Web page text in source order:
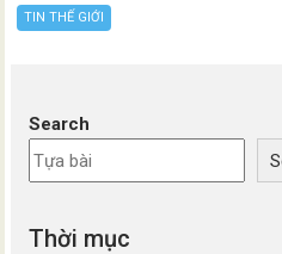
TIN THẾ GIỚI
Search
Thời mục